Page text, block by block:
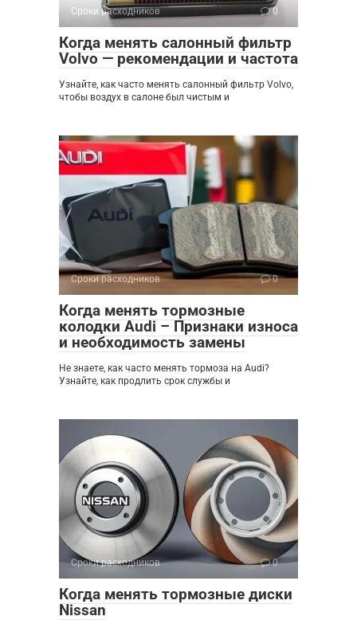
Сроки расходников 0
Когда менять салонный фильтр
Volvo — рекомендации и частота
Узнайте, как часто менять салонный фильтр Volvo,
чтобы воздух в салоне был чистым и
Сроки расходников 0
Когда менять тормозные
колодки Audi – Признаки износа
и необходимость замены
Не знаете, как часто менять тормоза на Audi?
Узнайте, как продлить срок службы и
Сроки расходников 0
Когда менять тормозные диски
Nissan